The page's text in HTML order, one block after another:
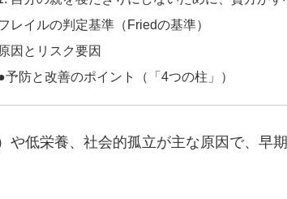
レイルの判定基準（Friedの基準）
原因とリスク要因
予防と改善のポイント（「4つの柱」）
や低栄養、社会的孤立が主な原因で、早